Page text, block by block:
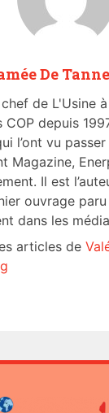
De
de L'Usine
COP depuis
l’ont vu
Magazine,
Il est
ouvrage
dans les
articles de